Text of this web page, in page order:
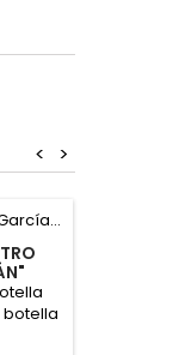
>
<
botella